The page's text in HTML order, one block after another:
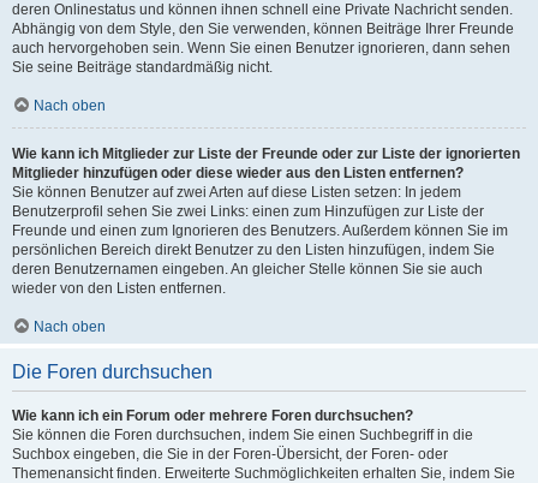
deren Onlinestatus und können ihnen schnell eine Private Nachricht senden.
Abhängig von dem Style, den Sie verwenden, können Beiträge Ihrer Freunde
auch hervorgehoben sein. Wenn Sie einen Benutzer ignorieren, dann sehen
Sie seine Beiträge standardmäßig nicht.
Nach oben
Wie kann ich Mitglieder zur Liste der Freunde oder zur Liste der ignorierten
Mitglieder hinzufügen oder diese wieder aus den Listen entfernen?
Sie können Benutzer auf zwei Arten auf diese Listen setzen: In jedem
Benutzerprofil sehen Sie zwei Links: einen zum Hinzufügen zur Liste der
Freunde und einen zum Ignorieren des Benutzers. Außerdem können Sie im
persönlichen Bereich direkt Benutzer zu den Listen hinzufügen, indem Sie
deren Benutzernamen eingeben. An gleicher Stelle können Sie sie auch
wieder von den Listen entfernen.
Nach oben
Die Foren durchsuchen
Wie kann ich ein Forum oder mehrere Foren durchsuchen?
Sie können die Foren durchsuchen, indem Sie einen Suchbegriff in die
Suchbox eingeben, die Sie in der Foren-Übersicht, der Foren- oder
Themenansicht finden. Erweiterte Suchmöglichkeiten erhalten Sie, indem Sie